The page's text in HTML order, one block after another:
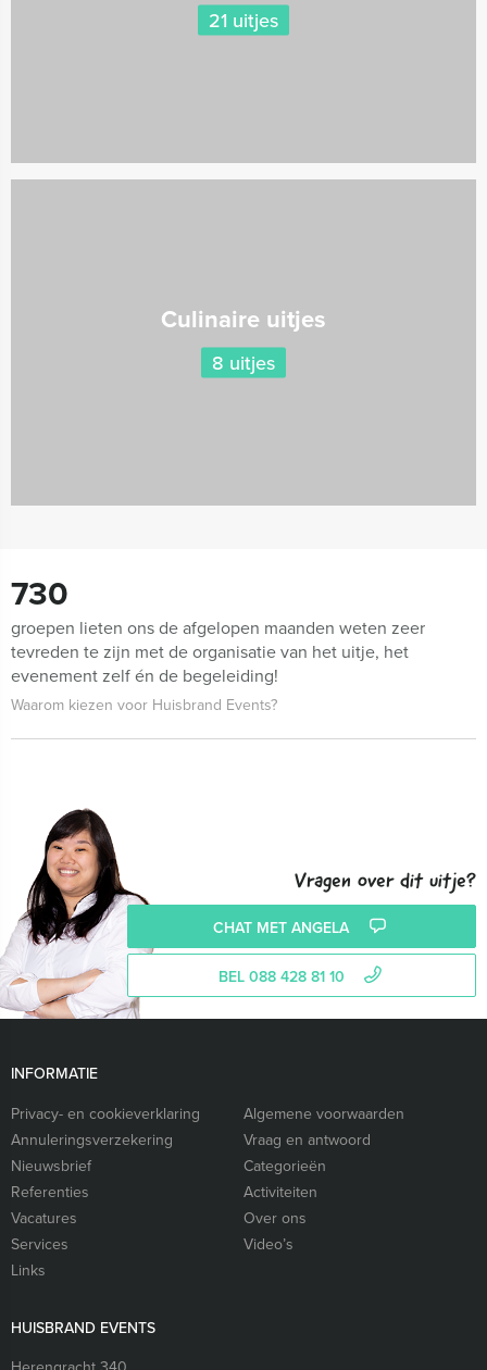
21 uitjes
Culinaire uitjes
8 uitjes
730
groepen lieten ons de afgelopen maanden weten zeer
tevreden te zijn met de organisatie van het uitje, het
evenement zelf én de begeleiding!
Waarom kiezen voor Huisbrand Events?
Vragen over dit uitje?
CHAT MET ANGELA
BEL 088 428 81 10
INFORMATIE
Privacy- en cookieverklaring
Algemene voorwaarden
Annuleringsverzekering
Vraag en antwoord
Nieuwsbrief
Categorieën
Referenties
Activiteiten
Vacatures
Over ons
Services
Video’s
Links
HUISBRAND EVENTS